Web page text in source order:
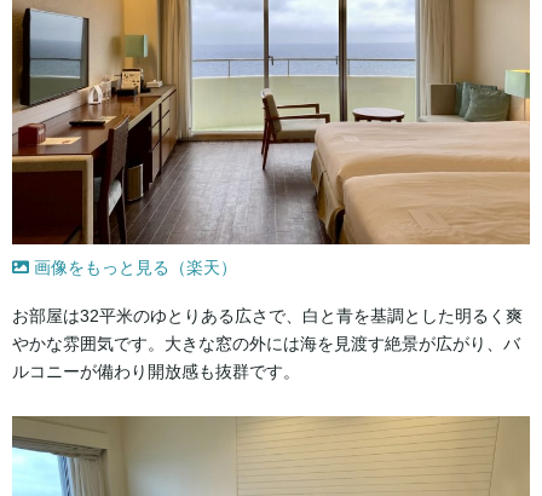
画像をもっと見る（楽天）
お部屋は32平米のゆとりある広さで、白と青を基調とした明るく爽
やかな雰囲気です。大きな窓の外には海を見渡す絶景が広がり、バ
ルコニーが備わり開放感も抜群です。